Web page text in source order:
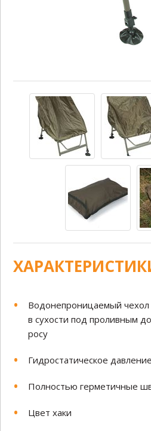
Водонепроницаемый чехол
в сухости под проливным
росу
Гидростатическое
Полностью герметичные
Цвет хаки